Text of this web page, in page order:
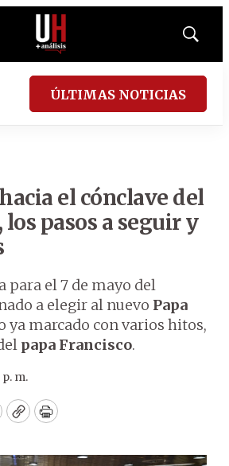
Mostrar
ÚLTIMAS NOTICIAS
el cónclave del
los pasos a seguir y
para el 7 de mayo del
a elegir al nuevo Papa
ya marcado con varios hitos,
papa Francisco.
m.
CopyPrint